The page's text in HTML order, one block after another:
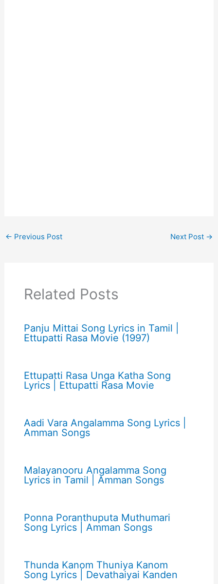
← Previous Post Next Post →
Related Posts
Panju Mittai Song Lyrics in Tamil |
Ettupatti Rasa Movie (1997)
Ettupatti Rasa Unga Katha Song
Lyrics | Ettupatti Rasa Movie
Aadi Vara Angalamma Song Lyrics |
Amman Songs
Malayanooru Angalamma Song
Lyrics in Tamil | Amman Songs
Ponna Poranthuputa Muthumari
Song Lyrics | Amman Songs
Thunda Kanom Thuniya Kanom
Song Lyrics | Devathaiyai Kanden